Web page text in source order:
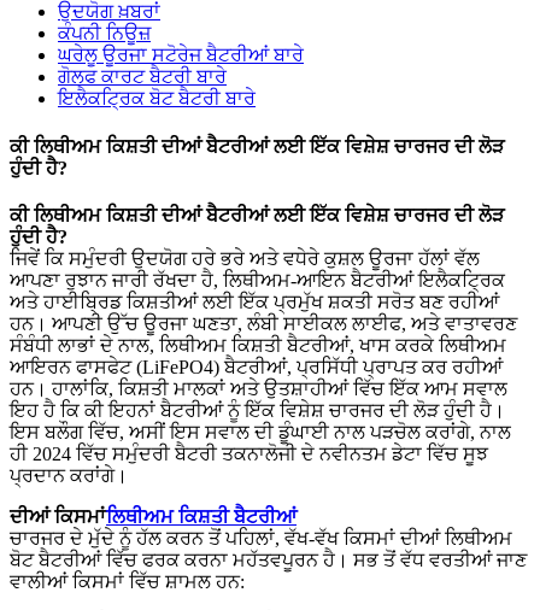
ਉਦਯੋਗ ਖ਼ਬਰਾਂ
ਕੰਪਨੀ ਨਿਊਜ਼
ਘਰੇਲੂ ਊਰਜਾ ਸਟੋਰੇਜ ਬੈਟਰੀਆਂ ਬਾਰੇ
ਗੋਲਫ ਕਾਰਟ ਬੈਟਰੀ ਬਾਰੇ
ਇਲੈਕਟ੍ਰਿਕ ਬੋਟ ਬੈਟਰੀ ਬਾਰੇ
ਕੀ ਲਿਥੀਅਮ ਕਿਸ਼ਤੀ ਦੀਆਂ ਬੈਟਰੀਆਂ ਲਈ ਇੱਕ ਵਿਸ਼ੇਸ਼ ਚਾਰਜਰ ਦੀ ਲੋੜ
ਹੁੰਦੀ ਹੈ?
ਕੀ ਲਿਥੀਅਮ ਕਿਸ਼ਤੀ ਦੀਆਂ ਬੈਟਰੀਆਂ ਲਈ ਇੱਕ ਵਿਸ਼ੇਸ਼ ਚਾਰਜਰ ਦੀ ਲੋੜ
ਹੁੰਦੀ ਹੈ?
ਜਿਵੇਂ ਕਿ ਸਮੁੰਦਰੀ ਉਦਯੋਗ ਹਰੇ ਭਰੇ ਅਤੇ ਵਧੇਰੇ ਕੁਸ਼ਲ ਊਰਜਾ ਹੱਲਾਂ ਵੱਲ
ਆਪਣਾ ਰੁਝਾਨ ਜਾਰੀ ਰੱਖਦਾ ਹੈ, ਲਿਥੀਅਮ-ਆਇਨ ਬੈਟਰੀਆਂ ਇਲੈਕਟ੍ਰਿਕ
ਅਤੇ ਹਾਈਬ੍ਰਿਡ ਕਿਸ਼ਤੀਆਂ ਲਈ ਇੱਕ ਪ੍ਰਮੁੱਖ ਸ਼ਕਤੀ ਸਰੋਤ ਬਣ ਰਹੀਆਂ
ਹਨ। ਆਪਣੀ ਉੱਚ ਊਰਜਾ ਘਣਤਾ, ਲੰਬੀ ਸਾਈਕਲ ਲਾਈਫ, ਅਤੇ ਵਾਤਾਵਰਣ
ਸੰਬੰਧੀ ਲਾਭਾਂ ਦੇ ਨਾਲ, ਲਿਥੀਅਮ ਕਿਸ਼ਤੀ ਬੈਟਰੀਆਂ, ਖਾਸ ਕਰਕੇ ਲਿਥੀਅਮ
ਆਇਰਨ ਫਾਸਫੇਟ (LiFePO4) ਬੈਟਰੀਆਂ, ਪ੍ਰਸਿੱਧੀ ਪ੍ਰਾਪਤ ਕਰ ਰਹੀਆਂ
ਹਨ। ਹਾਲਾਂਕਿ, ਕਿਸ਼ਤੀ ਮਾਲਕਾਂ ਅਤੇ ਉਤਸ਼ਾਹੀਆਂ ਵਿੱਚ ਇੱਕ ਆਮ ਸਵਾਲ
ਇਹ ਹੈ ਕਿ ਕੀ ਇਹਨਾਂ ਬੈਟਰੀਆਂ ਨੂੰ ਇੱਕ ਵਿਸ਼ੇਸ਼ ਚਾਰਜਰ ਦੀ ਲੋੜ ਹੁੰਦੀ ਹੈ।
ਇਸ ਬਲੌਗ ਵਿੱਚ, ਅਸੀਂ ਇਸ ਸਵਾਲ ਦੀ ਡੂੰਘਾਈ ਨਾਲ ਪੜਚੋਲ ਕਰਾਂਗੇ, ਨਾਲ
ਹੀ 2024 ਵਿੱਚ ਸਮੁੰਦਰੀ ਬੈਟਰੀ ਤਕਨਾਲੋਜੀ ਦੇ ਨਵੀਨਤਮ ਡੇਟਾ ਵਿੱਚ ਸੂਝ
ਪ੍ਰਦਾਨ ਕਰਾਂਗੇ।
ਦੀਆਂ ਕਿਸਮਾਂਲਿਥੀਅਮ ਕਿਸ਼ਤੀ ਬੈਟਰੀਆਂ
ਚਾਰਜਰ ਦੇ ਮੁੱਦੇ ਨੂੰ ਹੱਲ ਕਰਨ ਤੋਂ ਪਹਿਲਾਂ, ਵੱਖ-ਵੱਖ ਕਿਸਮਾਂ ਦੀਆਂ ਲਿਥੀਅਮ
ਬੋਟ ਬੈਟਰੀਆਂ ਵਿੱਚ ਫਰਕ ਕਰਨਾ ਮਹੱਤਵਪੂਰਨ ਹੈ। ਸਭ ਤੋਂ ਵੱਧ ਵਰਤੀਆਂ ਜਾਣ
ਵਾਲੀਆਂ ਕਿਸਮਾਂ ਵਿੱਚ ਸ਼ਾਮਲ ਹਨ: